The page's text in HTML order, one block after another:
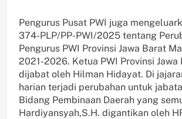
Pengurus Pusat PWI juga
374-PLP/PP-PWI/2025 tentang
Pengurus PWI Provinsi Jawa Barat
2021-2026. Ketua PWI Provinsi Jawa
dijabat oleh Hilman Hidayat. Di
harian terjadi perubahan untuk
Bidang Pembinaan Daerah yang
Hardiyansyah,S.H. digantikan oleh